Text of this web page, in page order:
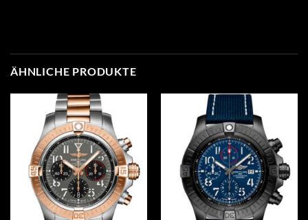
ÄHNLICHE PRODUKTE